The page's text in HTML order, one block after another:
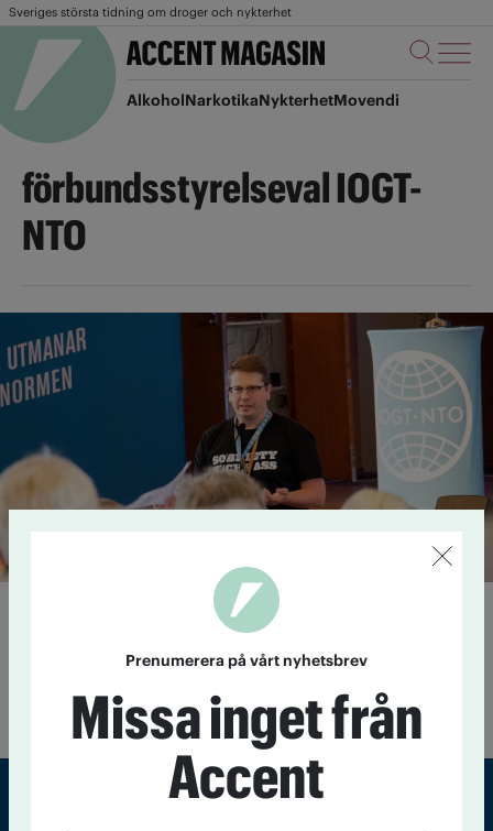
Sveriges största tidning om droger och nykterhet
AlkoholNarkotikaNykterhetMovendi
förbundsstyrelseval IOGT-
NTO
Nominerade till IOGT-NTO:s
förbundsstyrelse
NTO:s nya förbundsstyrelse.
Prenumerera på vårt nyhetsbrev
Missa inget från
Accent